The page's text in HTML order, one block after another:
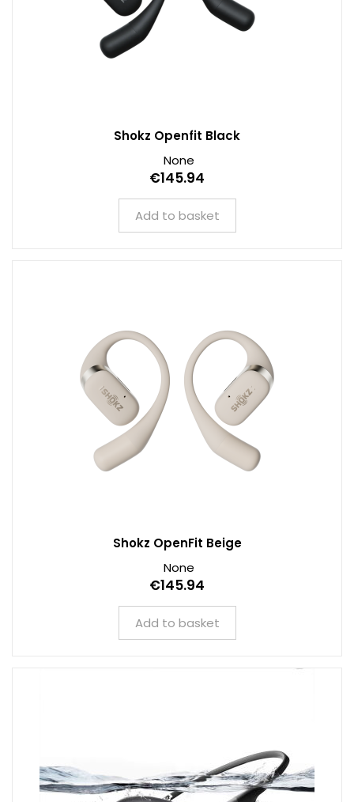
Shokz Openfit Black
None
€145.94
Add to basket
Shokz OpenFit Beige
None
€145.94
Add to basket